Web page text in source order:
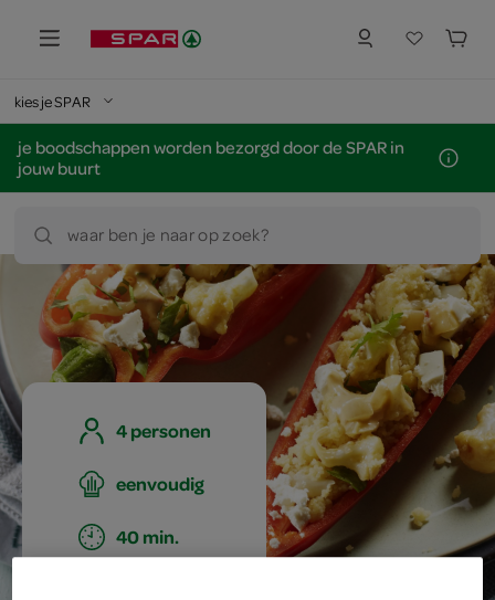
kies je SPAR
je boodschappen worden bezorgd door de SPAR in
jouw buurt
waar ben je naar op zoek?
4 personen
eenvoudig
40 min.